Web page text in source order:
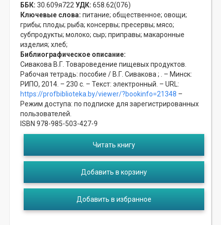
ББК: 30.609я722УДК: 658.62(076)
Ключевые слова: питание; общественное; овощи;
грибы; плоды; рыба; консервы; пресервы; мясо;
субпродукты; молоко; сыр; приправы; макаронные
изделия; хлеб;
Библиографическое описание:
Сивакова В.Г. Товароведение пищевых продуктов.
Рабочая тетрадь: пособие / В.Г. Сивакова ; . – Минск:
РИПО, 2014. – 230 с. – Текст: электронный. – URL:
https://profbiblioteka.by/viewer/?bookinfo=21348 –
Режим доступа: по подписке для зарегистрированных
пользователей.
ISBN 978-985-503-427-9
Читать книгу
Добавить в корзину
Добавить в избранное